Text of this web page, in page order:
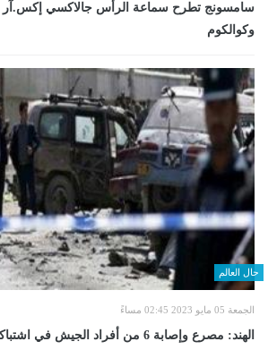
سامسونج تطرح سماعة الرأس جالاكسي
وكوالكوم
حال العالم
الجمعة 05 مايو 2023 02:45 مساءً
الهند: مصرع وإصابة 6 من أفراد